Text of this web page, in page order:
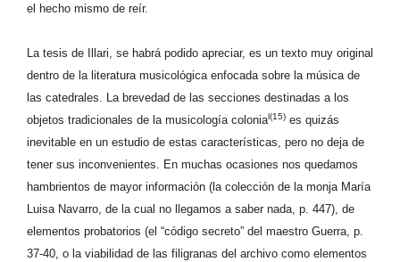
el hecho mismo de reír.
La tesis de Illari, se habrá podido apreciar, es un texto muy original
dentro de la literatura musicológica enfocada sobre la música de
las catedrales. La brevedad de las secciones destinadas a los
objetos tradicionales de la musicología colonial(15) es quizás
inevitable en un estudio de estas características, pero no deja de
tener sus inconvenientes. En muchas ocasiones nos quedamos
hambrientos de mayor información (la colección de la monja María
Luisa Navarro, de la cual no llegamos a saber nada, p. 447), de
elementos probatorios (el “código secreto” del maestro Guerra, p.
37-40, o la viabilidad de las filigranas del archivo como elementos